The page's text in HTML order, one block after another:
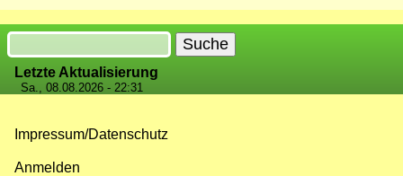
Suche
Letzte Aktualisierung
Sa., 08.08.2026 - 22:31
Impressum/Datenschutz
Anmelden